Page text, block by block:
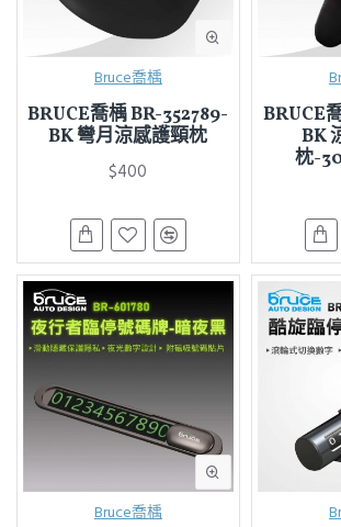
Bruce喬楀
BRUCE喬楀 BR-352789-
BK 彎月涼感護頸枕
$400
BRUCE
BK
枕-
Bruce喬楀